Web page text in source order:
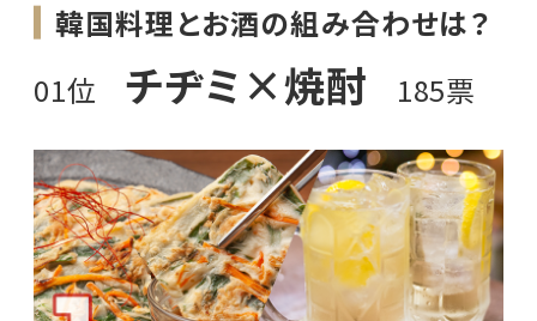
韓国料理とお酒の組み合わせは？
01位
チヂミ×焼酎 185票